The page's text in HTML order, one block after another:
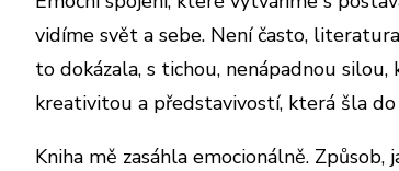
vidíme svět a sebe. Není často,
to dokázala, s tichou, nenápadnou
kreativitou a představivostí, která šla
Kniha mě zasáhla emocionálně.